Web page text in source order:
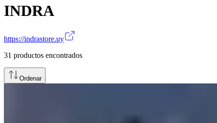
INDRA
https://indrastore.uy
31 productos encontrados
Ordenar